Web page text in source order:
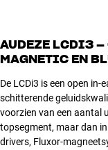
AUDEZE LCDI3 –
MAGNETIC EN
De LCDi3 is een open
schitterende
voorzien van een aantal
topsegment, maar dan
drivers, Fluxor-